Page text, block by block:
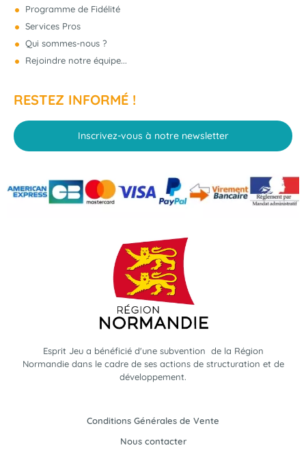
Programme de Fidélité
Services Pros
Qui sommes-nous ?
Rejoindre notre équipe...
RESTEZ INFORMÉ !
Inscrivez-vous à notre newsletter
Esprit Jeu a bénéficié d'une subvention de la Région
Normandie dans le cadre de ses actions de structuration et de
développement.
Conditions Générales de Vente
Nous contacter